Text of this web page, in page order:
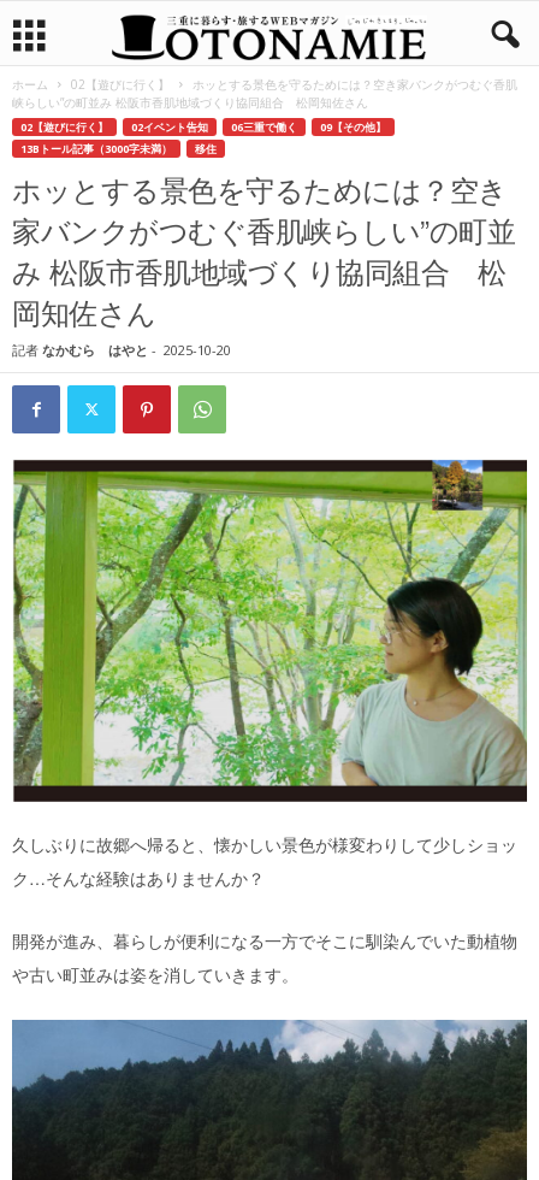
ホーム 02【遊びに行く】
ホッとする景色を守るためには？空き家バンクがつむぐ香肌
峡らしい”の町並み 松阪市香肌地域づくり協同組合 松岡知佐さん
02【遊びに行く】 02イベント告知 06三重で働く
09【その他】
13Bトール記事（3000字未満）
移住
ホッとする景色を守るためには？空き
家バンクがつむぐ香肌峡らしい”の町並
み 松阪市香肌地域づくり協同組合 松
岡知佐さん
記者 なかむら はやと - 2025-10-20
久しぶりに故郷へ帰ると、懐かしい景色が様変わりして少しショッ
ク…そんな経験はありませんか？
開発が進み、暮らしが便利になる一方でそこに馴染んでいた動植物
や古い町並みは姿を消していきます。